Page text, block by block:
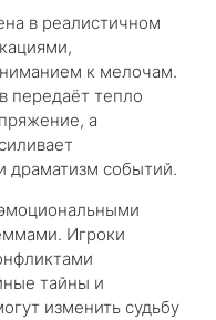
в реалистичном
к мелочам.
передаёт тепло
а
драматизм событий.
Игроки
тайны и
изменить судьбу